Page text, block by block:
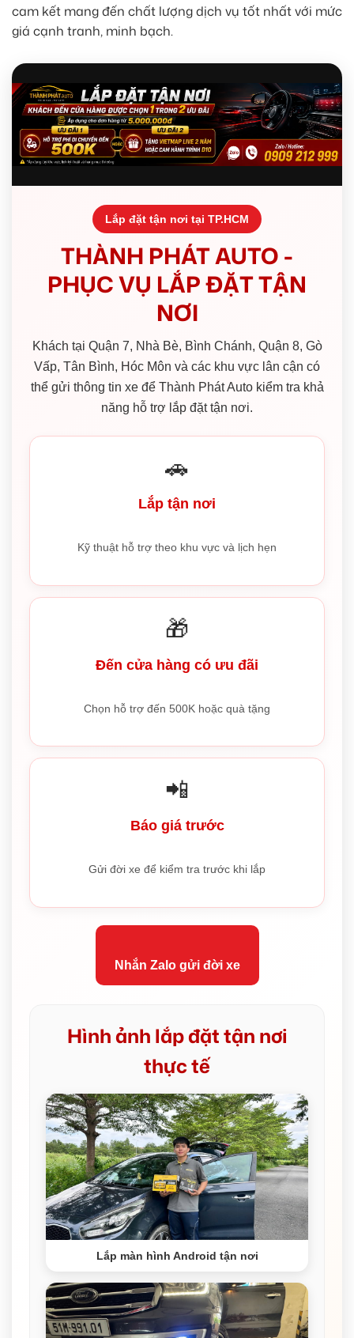
cam kết mang đến chất lượng dịch vụ tốt nhất với mức
giá cạnh tranh, minh bạch.
Lắp đặt tận nơi tại TP.HCM
THÀNH PHÁT AUTO -
PHỤC VỤ LẮP ĐẶT TẬN
NƠI
Khách tại Quận 7, Nhà Bè, Bình Chánh, Quận 8, Gò
Vấp, Tân Bình, Hóc Môn và các khu vực lân cận có
thể gửi thông tin xe để Thành Phát Auto kiểm tra khả
năng hỗ trợ lắp đặt tận nơi.
🚗
Lắp tận nơi
Kỹ thuật hỗ trợ theo khu vực và lịch hẹn
🎁
Đến cửa hàng có ưu đãi
Chọn hỗ trợ đến 500K hoặc quà tặng
📲
Báo giá trước
Gửi đời xe để kiểm tra trước khi lắp
Nhắn Zalo gửi đời xe
Hình ảnh lắp đặt tận nơi
thực tế
Lắp màn hình Android tận nơi